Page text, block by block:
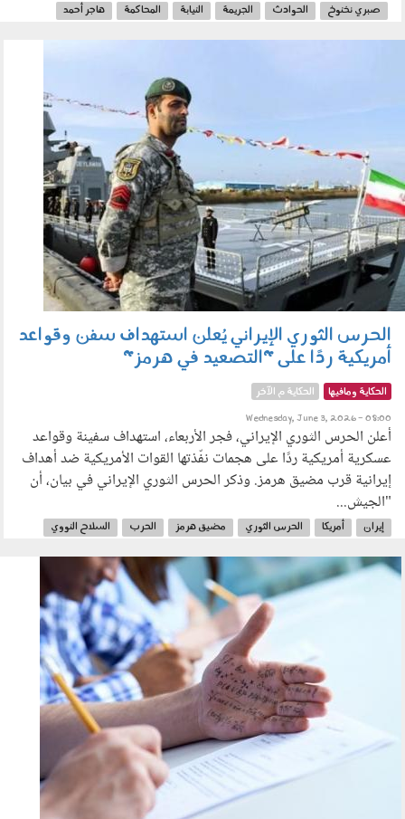
صبري نخنوخ الحوادث الجريمة النيابة المحاكمة
هاجر أحمد
الحرس الثوري الإيراني يُعلن استهداف سفن وقواعد
أمريكية ردًا على "التصعيد في هرمز"
الحكاية ومافيها الحكاية م الآخر
Wednesday, June 3, 2026 - 08:00
أعلن الحرس الثوري الإيراني، فجر الأربعاء، استهداف سفينة وقواعد
عسكرية أمريكية ردًا على هجمات نفّذتها القوات الأمريكية ضد أهداف
إيرانية قرب مضيق هرمز. وذكر الحرس الثوري الإيراني في بيان، أن
"الجيش...
إيران أمريكا الحرس الثوري مضيق هرمز الحرب
السلاح النووي
020603.jpg